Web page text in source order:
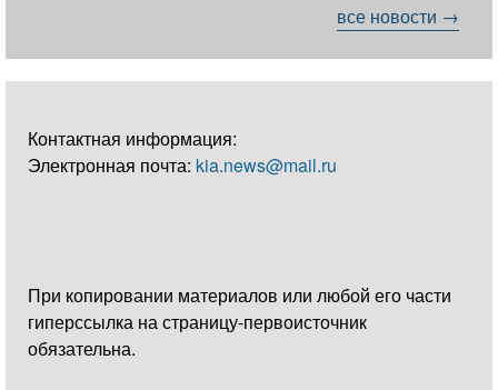
все новости →
Контактная информация:
Электронная почта: kia.news@mail.ru
При копировании материалов или любой его части
гиперссылка на страницу-первоисточник
обязательна.